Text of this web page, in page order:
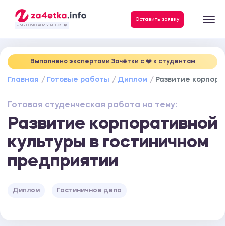
- МЫ ПОМОГАЕМ УЧИТЬСЯ ❤️
Оставить заявку
Выполнено экспертами Зачётки c ❤️ к студентам
Главная Готовые работы Диплом Развитие
Готовая студенческая работа на тему:
Развитие корпоративной
культуры в гостиничном
предприятии
Диплом Гостиничное дело